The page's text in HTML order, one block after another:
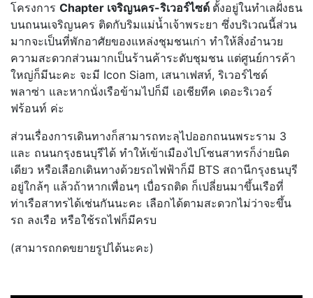
โครงการ Chapter เจริญนคร-ริเวอร์ไซด์ ตั้งอยู่ในทำเลฝั่งธน
บนถนนเจริญนคร ติดกับริมแม่น้ำเจ้าพระยา ซึ่งบริเวณนี้ส่วน
มากจะเป็นที่พักอาศัยของแหล่งชุมชนเก่า ทำให้สิ่งอำนวย
ความสะดวกส่วนมากเป็นร้านค้าระดับชุมชน แต่ศูนย์การค้า
ใหญ่ก็มีนะคะ จะมี Icon Siam, เสนาเฟสท์, ริเวอร์ไซด์
พลาซ่า และหากนั่งเรือข้ามไปก็มี เอเชียทีค เดอะริเวอร์
ฟร้อนท์ ค่ะ
ส่วนเรื่องการเดินทางก็สามารถทะลุไปออกถนนพระราม 3
และ ถนนกรุงธนบุรีได้ ทำให้เข้าเมืองไปโซนสาทรก็ง่ายนิด
เดียว หรือเลือกเดินทางด้วยรถไฟฟ้าก็มี BTS สถานีกรุงธนบุรี
อยู่ใกล้ๆ แล้วถ้าหากเพื่อนๆ เบื่อรถติด ก็เปลี่ยนมาขึ้นเรือที่
ท่าเรือสาทรได้เช่นกันนะคะ เลือกได้ตามสะดวกไม่ว่าจะขึ้น
รถ ลงเรือ หรือใช้รถไฟก็มีครบ
(สามารถกดขยายรูปได้นะคะ)